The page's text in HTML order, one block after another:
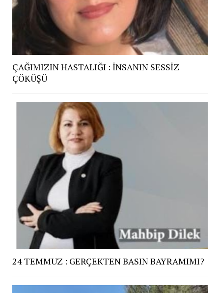
ÇAĞIMIZIN HASTALIĞI : İNSANIN SESSİZ
ÇÖKÜŞÜ
24 TEMMUZ : GERÇEKTEN BASIN BAYRAMIMI?